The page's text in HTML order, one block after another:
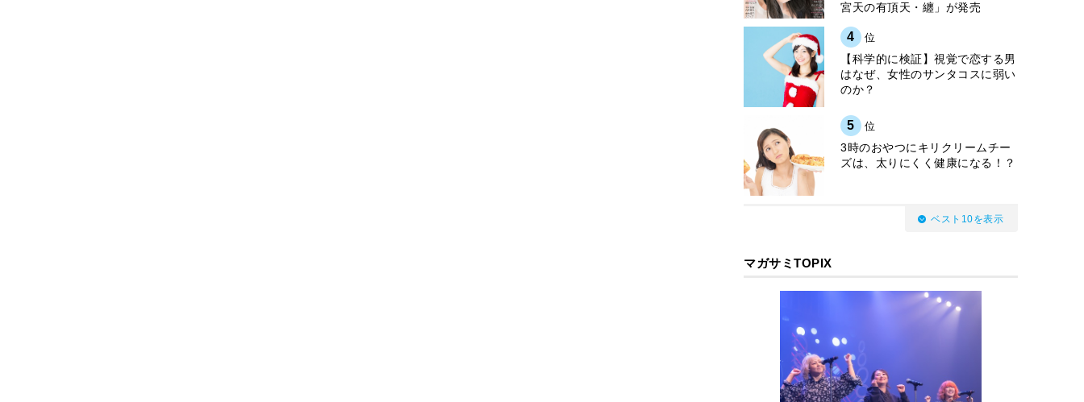
宮天の有頂天・纏」が発売
4 位
【科学的に検証】視覚で恋する男
はなぜ、女性のサンタコスに弱い
のか？
5 位
3時のおやつにキリクリームチー
ズは、太りにくく健康になる！？
ベスト10を表示
マガサミTOPIX